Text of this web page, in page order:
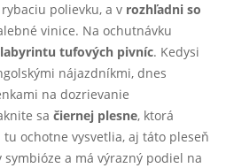
polievku, a v rozhľadni so
vinice. Na ochutnávku
tufových pivníc. Kedysi
nájazdníkmi, dnes
na dozrievanie
sa čiernej plesne, ktorá
ochotne vysvetlia, aj táto pleseň
a má výrazný podiel na